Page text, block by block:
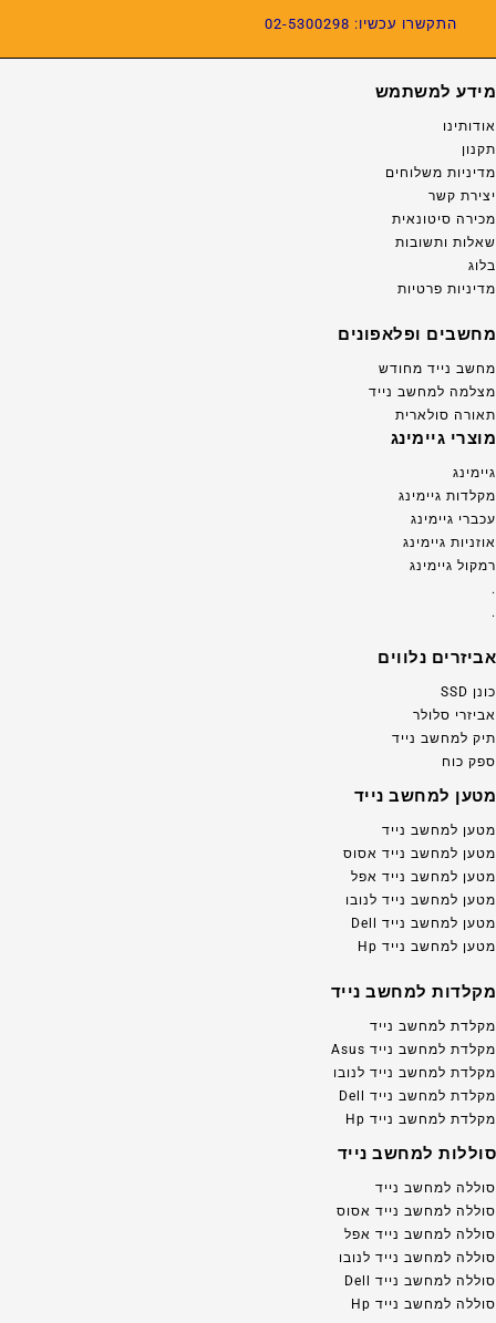
התקשרו עכשיו: 02-5300298
מידע למשתמש
אודותינו
תקנון
מדיניות משלוחים
יצירת קשר
מכירה סיטונאית
שאלות ותשובות
בלוג
מדיניות פרטיות
מחשבים ופלאפונים
מחשב נייד מחודש
מצלמה למחשב נייד
תאורה סולארית
מוצרי גיימינג
גיימינג
מקלדות גיימינג
עכברי גיימינג
אוזניות גיימינג
רמקול גיימינג
.
.
אביזרים נלווים
כונן SSD
אביזרי סלולר
תיק למחשב נייד
ספק כוח
מטען למחשב נייד
מטען למחשב נייד
מטען למחשב נייד אסוס
מטען למחשב נייד אפל
מטען למחשב נייד לנובו
מטען למחשב נייד Dell
מטען למחשב נייד Hp
מקלדות למחשב נייד
מקלדת למחשב נייד
מקלדת למחשב נייד Asus
מקלדת למחשב נייד לנובו
מקלדת למחשב נייד Dell
מקלדת למחשב נייד Hp
סוללות למחשב נייד
סוללה למחשב נייד
סוללה למחשב נייד אסוס
סוללה למחשב נייד אפל
סוללה למחשב נייד לנובו
סוללה למחשב נייד Dell
סוללה למחשב נייד Hp